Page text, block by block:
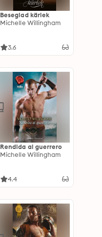
Beseglad kärlek
Michelle Willingham
3.6
Rendida al guerrero
Michelle Willingham
4.4